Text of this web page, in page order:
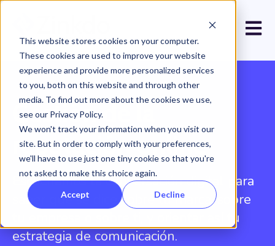
This website stores cookies on your computer.
These cookies are used to improve your website
experience and provide more personalized services
to you, both on this website and through other
media. To find out more about the cookies we use,
see our Privacy Policy.
We won't track your information when you visit our
site. But in order to comply with your preferences,
we'll have to use just one tiny cookie so that you're
not asked to make this choice again.
Accept Decline
Gestión de la
reputación online
Escuchamos la conversación digital para
saber qué se dice sobre tu marca, sobre
tu empresa o sobre ti, y orientar así tu
estrategia de comunicación.